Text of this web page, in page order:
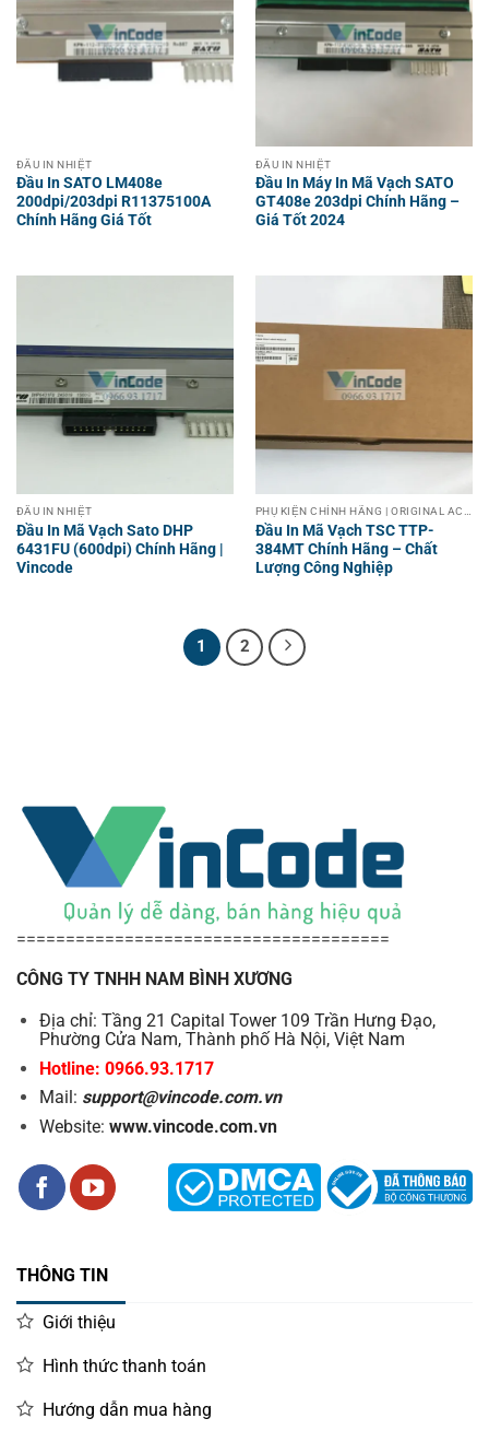
ĐẦU IN NHIỆT
Đầu In SATO LM408e
200dpi/203dpi R11375100A
Chính Hãng Giá Tốt
ĐẦU IN NHIỆT
Đầu In Máy In Mã Vạch SATO
GT408e 203dpi Chính Hãng –
Giá Tốt 2024
ĐẦU IN NHIỆT
Đầu In Mã Vạch Sato DHP
6431FU (600dpi) Chính Hãng |
Vincode
Đầu In Mã Vạch TSC TTP-
384MT Chính Hãng – Chất
Lượng Công Nghiệp
1 2
======================================
CÔNG TY TNHH NAM BÌNH XƯƠNG
Địa chỉ: Tầng 21 Capital Tower 109 Trần Hưng Đạo,
Phường Cửa Nam, Thành phố Hà Nội, Việt Nam
Hotline: 0966.93.1717
Mail: support@vincode.com.vn
Website: www.vincode.com.vn
THÔNG TIN
Giới thiệu
Hình thức thanh toán
Hướng dẫn mua hàng